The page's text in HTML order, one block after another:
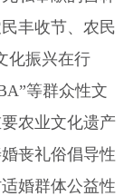
丰收节、农民
化振兴在行
”等群众性文
农业文化遗产
丧礼俗倡导性
婚群体公益性